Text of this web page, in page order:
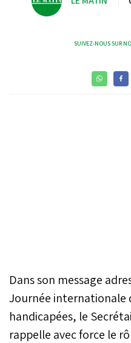
SUIVEZ-NOUS SUR
Dans son message
Journée internationale
handicapées, le
rappelle avec force le